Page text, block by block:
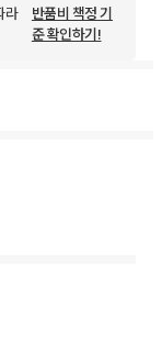
라
반품비 책정 기
준 확인하기!